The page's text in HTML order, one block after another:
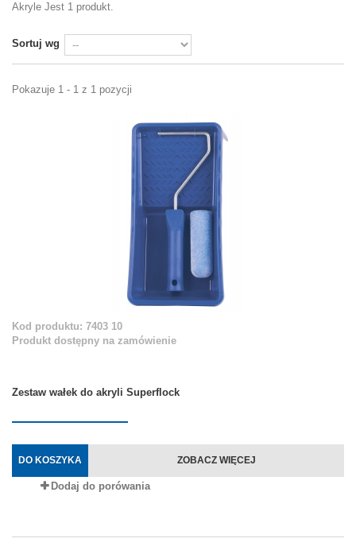
Akryle Jest 1 produkt.
Sortuj wg
Pokazuje 1 - 1 z 1 pozycji
Kod produktu: 7403 10
Produkt dostępny na zamówienie
Zestaw wałek do akryli Superflock
DO KOSZYKA ZOBACZ WIĘCEJ
Dodaj do porówania